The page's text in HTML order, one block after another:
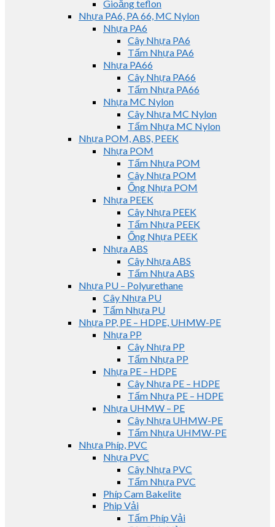
Gioăng teflon
Nhựa PA6, PA 66, MC Nylon
Nhựa PA6
Cây Nhựa PA6
Tấm Nhựa PA6
Nhựa PA66
Cây Nhựa PA66
Tấm Nhựa PA66
Nhựa MC Nylon
Cây Nhựa MC Nylon
Tấm Nhựa MC Nylon
Nhựa POM, ABS, PEEK
Nhựa POM
Tấm Nhựa POM
Cây Nhựa POM
Ống Nhựa POM
Nhựa PEEK
Cây Nhựa PEEK
Tấm Nhựa PEEK
Ống Nhựa PEEK
Nhựa ABS
Cây Nhựa ABS
Tấm Nhựa ABS
Nhựa PU – Polyurethane
Cây Nhựa PU
Tấm Nhựa PU
Nhựa PP, PE – HDPE, UHMW-PE
Nhựa PP
Cây Nhựa PP
Tấm Nhựa PP
Nhựa PE – HDPE
Cây Nhựa PE – HDPE
Tấm Nhựa PE – HDPE
Nhựa UHMW – PE
Cây Nhựa UHMW-PE
Tấm Nhựa UHMW-PE
Nhựa Phíp, PVC
Nhựa PVC
Cây Nhựa PVC
Tấm Nhựa PVC
Phíp Cam Bakelite
Phip Vải
Tấm Phíp Vải